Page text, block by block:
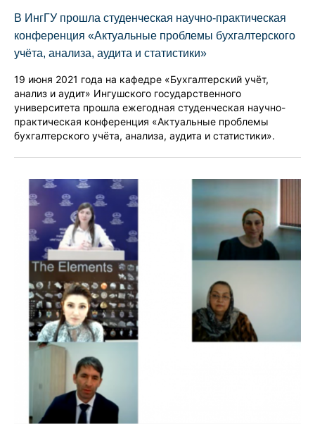
В ИнгГУ прошла студенческая научно-практическая
конференция «Актуальные проблемы бухгалтерского
учёта, анализа, аудита и статистики»
19 июня 2021 года на кафедре «Бухгалтерский учёт,
анализ и аудит» Ингушского государственного
университета прошла ежегодная студенческая научно-
практическая конференция «Актуальные проблемы
бухгалтерского учёта, анализа, аудита и статистики».